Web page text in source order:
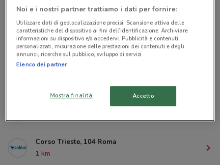
© MapTiler© OpenStreetMap contributors
Viale Xxi Aprile, 56-64 Roma
603 m
Via S.Ippolito, 9 Roma
Corso Trieste, 104 Roma
1 km
Noi e i nostri partner trattiamo i dati per fornire:
Utilizzare dati di geolocalizzazione precisi. Scansione attiva delle
caratteristiche del dispositivo ai fini dell’identificazione. Archiviare
informazioni su dispositivo e/o accedervi. Pubblicità e contenuti
personalizzati, misurazione delle prestazioni dei contenuti e degli
annunci, ricerche sul pubblico, sviluppo di servizi.
Elenco dei partner
Mostra finalità Accetto